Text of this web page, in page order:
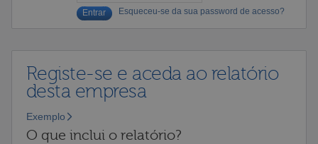
Esqueceu-se da sua password de acesso?
Registe-se e aceda ao relatório
desta empresa
Exemplo
O que inclui o relatório?